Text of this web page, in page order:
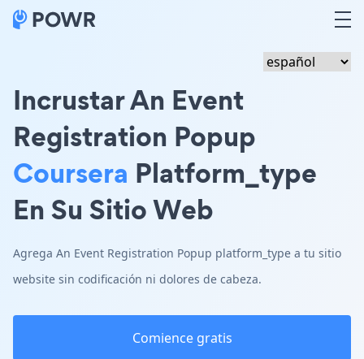
Incrustar An Event
Registration Popup
Coursera Platform_type
En Su Sitio Web
Agrega An Event Registration Popup platform_type a tu sitio
website sin codificación ni dolores de cabeza.
Comience gratis